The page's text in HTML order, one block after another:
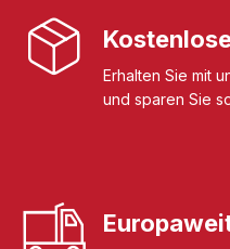
Erhalten Sie mit
und sparen Sie